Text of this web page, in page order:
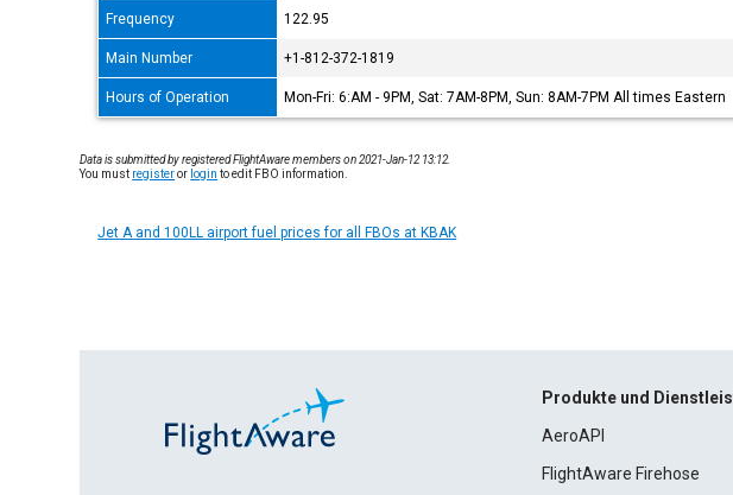
Frequency 122.95
Main Number +1-812-372-1819
Hours of Operation Mon-Fri: 6:AM - 9PM, Sat: 7AM-8PM, Sun: 8AM-7PM All times Eastern
Data is submitted by registered FlightAware members on 2021-Jan-12 13:12.
You must registeror login to edit FBO information.
Jet A and 100LL airport fuel prices for all FBOs at KBAK
Produkte und
AeroAPI
FlightAware Firehose